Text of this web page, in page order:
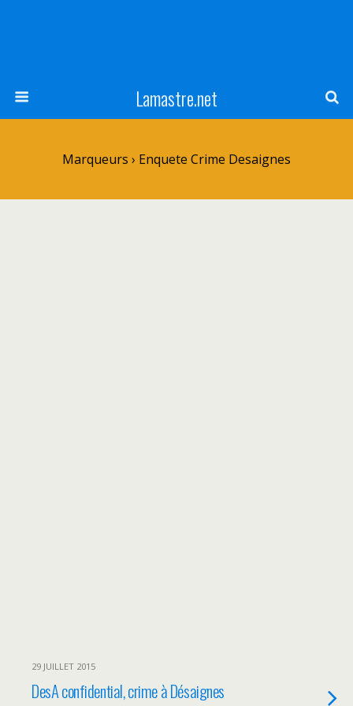
Lamastre.net
Marqueurs › Enquete Crime Desaignes
29 JUILLET 2015
DesA confidential, crime à Désaignes